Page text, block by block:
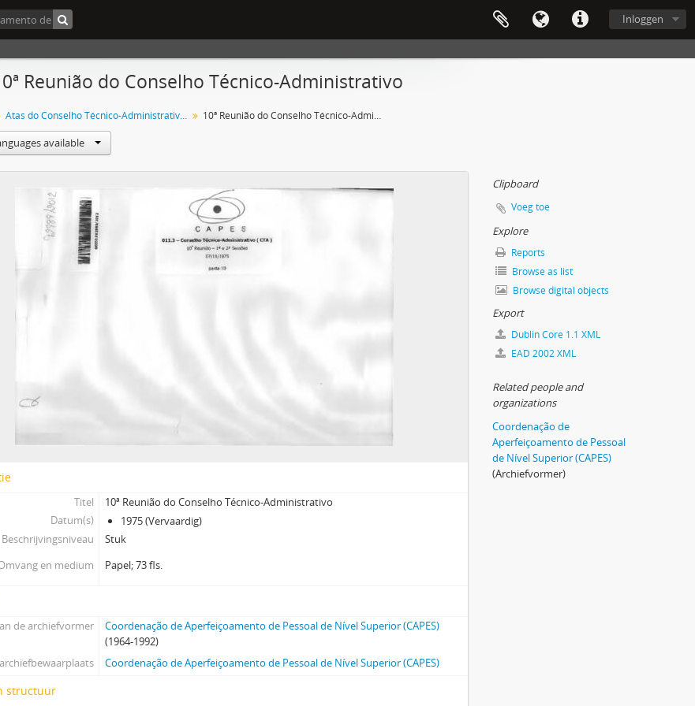
Inloggen
Reunião do Conselho Técnico-Administrativo
Atas do Conselho Técnico-Administrativo (CTA) 1974-1981 10ª Reunião do Conselho Técnico-Administrativo
available
Titel
10ª Reunião do Conselho Técnico-Administrativo
Datum(s)
1975 (Vervaardig)
Beschrijvingsniveau
Stuk
en medium
Papel; 73 fls.
de archiefvormer
Coordenação de Aperfeiçoamento de Pessoal de Nível Superior (CAPES)
(1964-1992)
archiefbewaarplaats
Coordenação de Aperfeiçoamento de Pessoal de Nível Superior (CAPES)
structuur
Clipboard
Voeg toe
Explore
Reports
Browse as list
Browse digital objects
Export
Dublin Core 1.1 XML
EAD 2002 XML
Related people and
organizations
Coordenação de
Aperfeiçoamento de Pessoal
de Nível Superior (CAPES)
(Archiefvormer)